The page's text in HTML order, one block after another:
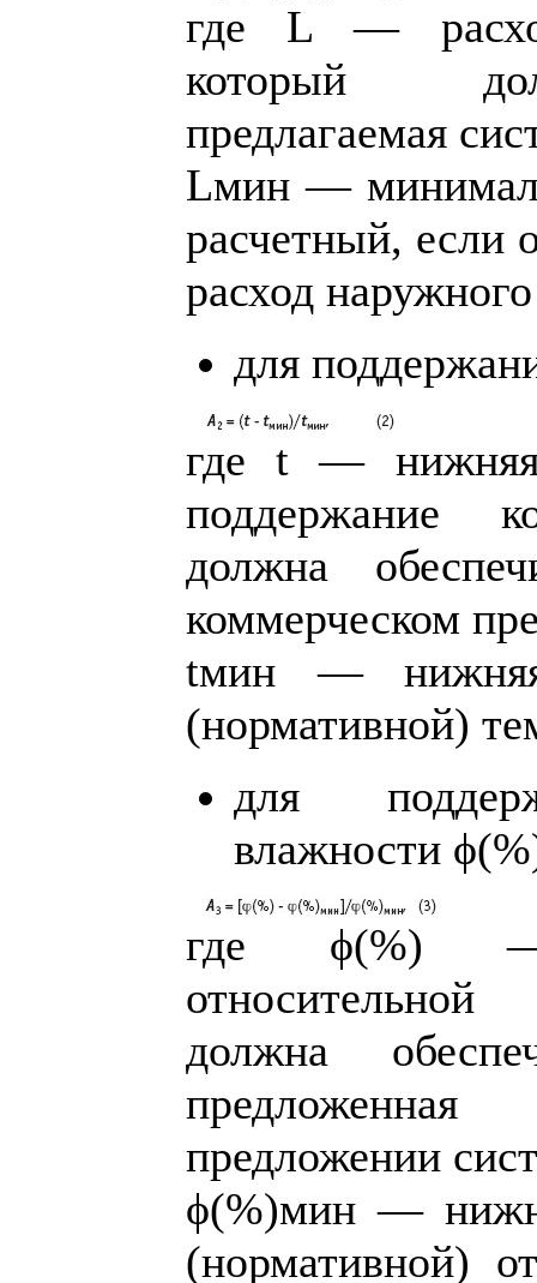
где L —
который
предлагаемая
Lмин —
расчетный, если
расход
для
где t — нижняя
поддержание
должна
коммерческом
tмин — нижняя
(нормативной)
для
влажности
где ϕ(%) —
должна
предложении
ϕ(%)мин —
(нормативной)